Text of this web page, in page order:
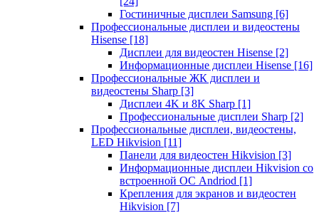
Гостиничные дисплеи Samsung [6]
Профессиональные дисплеи и видеостены
Hisense [18]
Дисплеи для видеостен Hisense [2]
Информационные дисплеи Hisense [16]
Профессиональные ЖК дисплеи и
видеостены Sharp [3]
Дисплеи 4K и 8K Sharp [1]
Профессиональные дисплеи Sharp [2]
Профессиональные дисплеи, видеостены,
LED Hikvision [11]
Панели для видеостен Hikvision [3]
Информационные дисплеи Hikvision со
встроенной ОС Andriod [1]
Крепления для экранов и видеостен
Hikvision [7]